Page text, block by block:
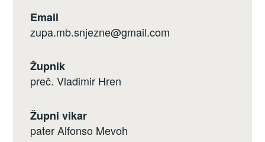
Email
zupa.mb.snjezne@gmail.com
Župnik
preč. Vladimir Hren
Župni vikar
pater Alfonso Mevoh